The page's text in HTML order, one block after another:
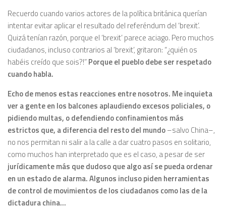
Recuerdo cuando varios actores de la política británica querían
intentar evitar aplicar el resultado del referéndum del ‘brexit’.
Quizá tenían razón, porque el ‘brexit’ parece aciago. Pero muchos
ciudadanos, incluso contrarios al ‘brexit’, gritaron: “¿quién os
habéis creído que sois?!”Porque el pueblo debe ser respetado
cuando habla.
Echo de menos estas reacciones entre nosotros. Me inquieta
ver a gente en los balcones aplaudiendo excesos policiales, o
pidiendo multas, o defendiendo confinamientos más
estrictos que, a diferencia del resto del mundo–salvo China–,
no nos permitan ni salir a la calle a dar cuatro pasos en solitario,
como muchos han interpretado que es el caso, a pesar de ser
jurídicamente más que dudoso que algo así se pueda ordenar
en un estado de alarma. Algunos incluso piden herramientas
de control de movimientos de los ciudadanos como las de la
dictadura china…